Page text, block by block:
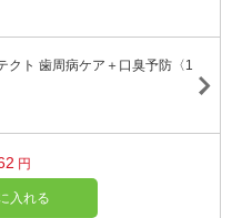
ト 歯周病ケア＋口臭予防〈1
円
入れる